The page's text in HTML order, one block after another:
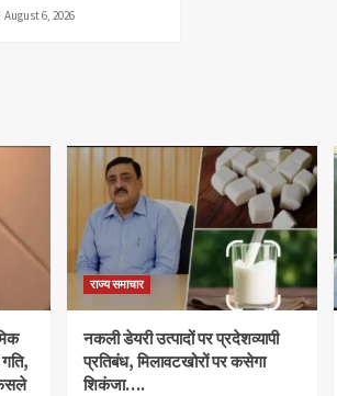
August 6, 2026
राज्य समाचार
नकली डेयरी उत्पादों पर प्रदेशव्यापी
प्रतिबंध, मिलावटखोरों पर कसेगा
शिकंजा….